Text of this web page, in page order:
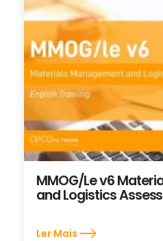
MMOG/Le v6
and Logistics
Ler Mais